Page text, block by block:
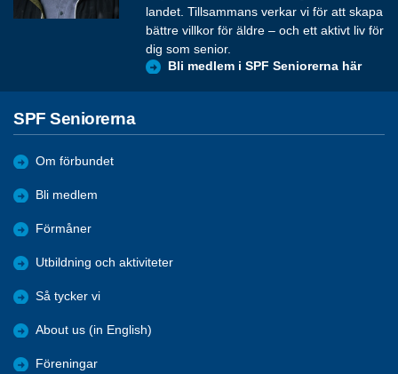
landet. Tillsammans verkar vi för att skapa
bättre villkor för äldre – och ett aktivt liv för
dig som senior.
Bli medlem i SPF Seniorerna här
SPF Seniorerna
Om förbundet
Bli medlem
Förmåner
Utbildning och aktiviteter
Så tycker vi
About us (in English)
Föreningar